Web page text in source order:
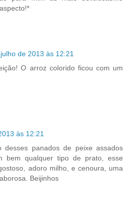
de 2013 às 12:21
O arroz colorido ficou com um
às 12:21
desses panados de peixe assados
bem qualquer tipo de prato, esse
adoro milho, e cenoura, uma
Beijinhos